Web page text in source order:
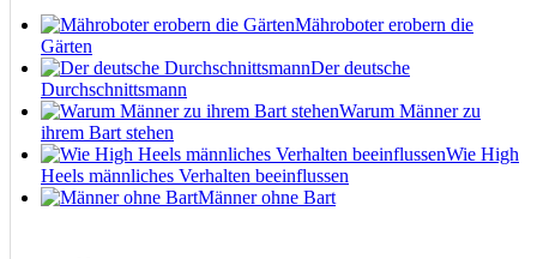
Mähroboter erobern die
Gärten
Der deutsche
Durchschnittsmann
Warum Männer zu
ihrem Bart stehen
Wie High
Heels männliches Verhalten beeinflussen
Männer ohne Bart